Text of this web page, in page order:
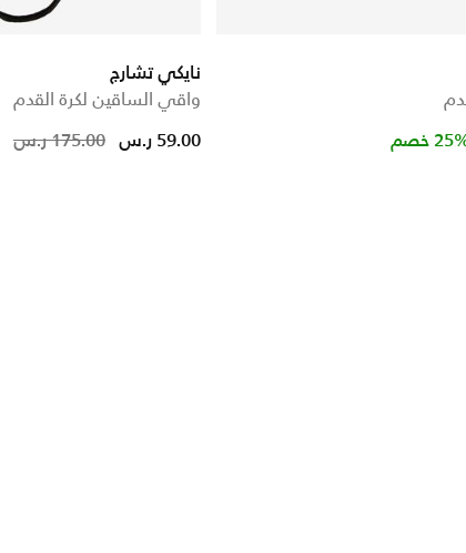
خصم
نايكي تشارج
واقي الساقين لكرة القدم
Price reduced from 175.00 ر.س to
59.00 ر.س